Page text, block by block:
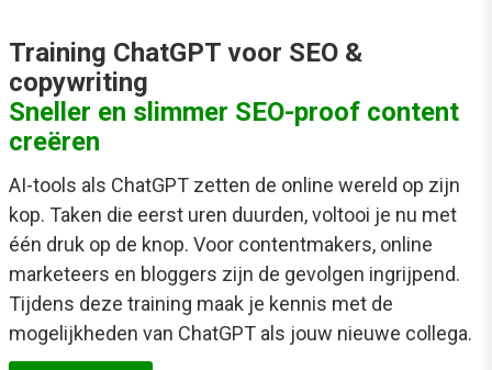
Training ChatGPT voor SEO &
copywriting
Sneller en slimmer SEO-proof content
creëren
AI-tools als ChatGPT zetten de online wereld op zijn
kop. Taken die eerst uren duurden, voltooi je nu met
één druk op de knop. Voor contentmakers, online
marketeers en bloggers zijn de gevolgen ingrijpend.
Tijdens deze training maak je kennis met de
mogelijkheden van ChatGPT als jouw nieuwe collega.